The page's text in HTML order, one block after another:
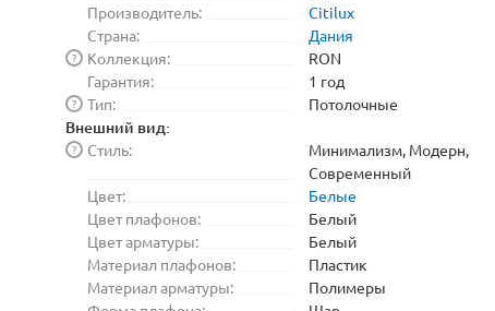
Производитель:
Citilux
Страна:
Дания
Коллекция:
?
RON
Гарантия:
1 год
Тип:
? Потолочные
Внешний вид:
Стиль:
?
Минимализм, Модерн,
Современный
Цвет:
Белые
Цвет плафонов:
Белый
Цвет арматуры:
Белый
Материал плафонов:
Пластик
Материал арматуры:
Полимеры